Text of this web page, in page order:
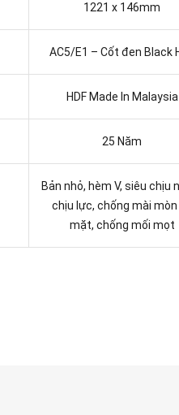
1221 x 146mm
AC5/E1 – Cốt đen Black
HDF Made In Malaysia
25 Năm
Bản nhỏ, hèm V, siêu chịu
chịu lực, chống mài mòn
mặt, chống mối mọt